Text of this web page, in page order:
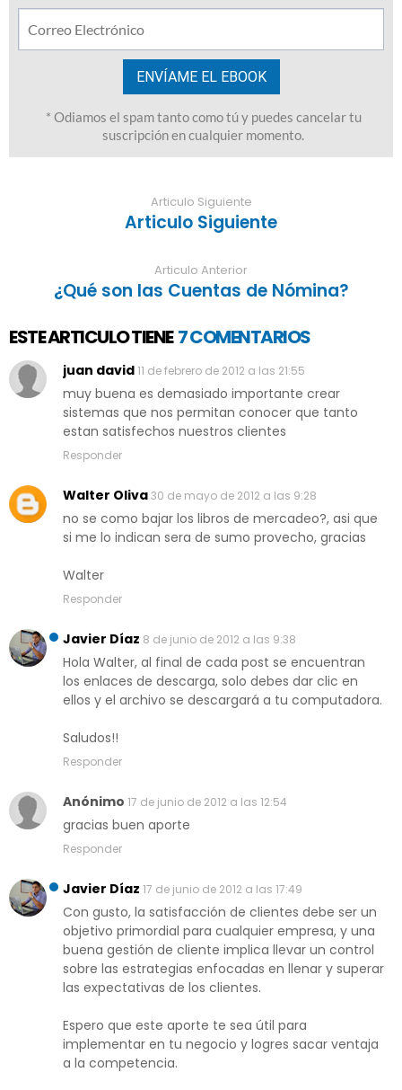
Articulo Siguiente
Articulo Siguiente
Articulo Anterior
¿Qué son las Cuentas de Nómina?
ESTE ARTICULO TIENE 7 COMENTARIOS
juan david11 de febrero de 2012 a las 21:55
muy buena es demasiado importante crear
sistemas que nos permitan conocer que tanto
estan satisfechos nuestros clientes
Responder
Walter Oliva30 de mayo de 2012 a las 9:28
no se como bajar los libros de mercadeo?, asi que
si me lo indican sera de sumo provecho, gracias
Walter
Responder
Javier Díaz 8 de junio de 2012 a las 9:38
Hola Walter, al final de cada post se encuentran
los enlaces de descarga, solo debes dar clic en
ellos y el archivo se descargará a tu computadora.
Saludos!!
Responder
Anónimo 17 de junio de 2012 a las 12:54
gracias buen aporte
Responder
Javier Díaz 17 de junio de 2012 a las 17:49
Con gusto, la satisfacción de clientes debe ser un
objetivo primordial para cualquier empresa, y una
buena gestión de cliente implica llevar un control
sobre las estrategias enfocadas en llenar y superar
las expectativas de los clientes.
Espero que este aporte te sea útil para
implementar en tu negocio y logres sacar ventaja
a la competencia.